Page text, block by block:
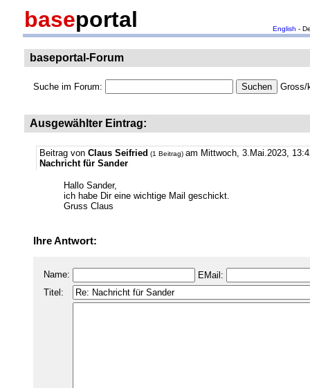
baseportal English -
baseportal-Forum
Suche im Forum: Gross/
Ausgewählter Eintrag:
Beitrag von Claus Seifried (1 Beitrag) am Mittwoch, 3.Mai.2023,
Nachricht für Sander
Hallo Sander,
ich habe Dir eine wichtige Mail geschickt.
Gruss Claus
Ihre Antwort:
Name:
EMail:
Titel: